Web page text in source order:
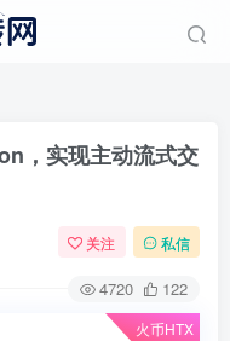
，实现主动流式交
关注 私信
4720 122
火币HTX